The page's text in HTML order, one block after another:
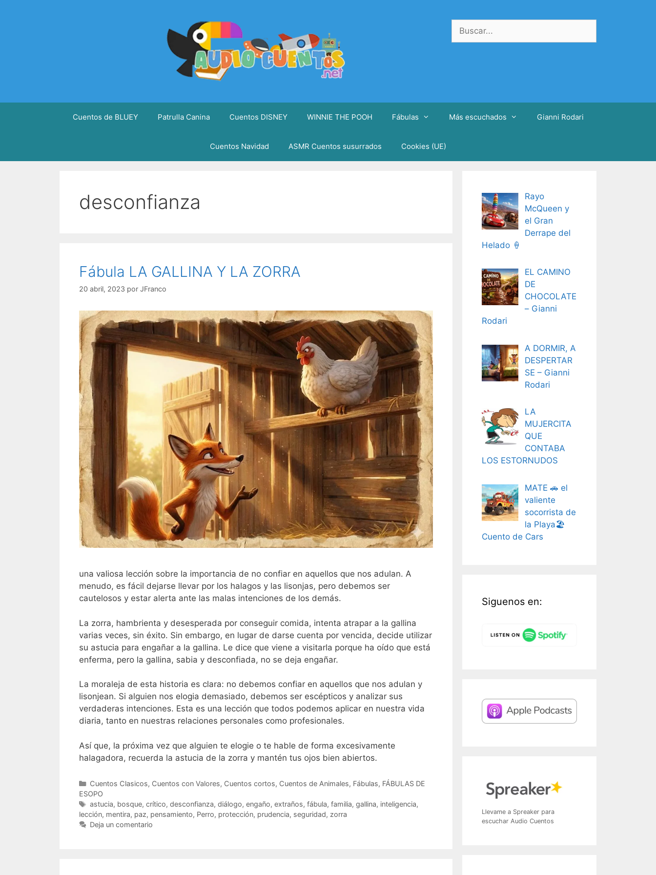
Buscar:
Cuentos de BLUEY Patrulla Canina Cuentos DISNEY WINNIE THE POOH Fábulas Más escuchados Gianni Rodari
Cuentos Navidad ASMR Cuentos susurrados Cookies (UE)
desconfianza
Fábula LA GALLINA Y LA ZORRA
20 abril, 2023 por JFranco
una valiosa lección sobre la importancia de no confiar en aquellos que nos adulan. A
menudo, es fácil dejarse llevar por los halagos y las lisonjas, pero debemos ser
cautelosos y estar alerta ante las malas intenciones de los demás.
La zorra, hambrienta y desesperada por conseguir comida, intenta atrapar a la gallina
varias veces, sin éxito. Sin embargo, en lugar de darse cuenta por vencida, decide utilizar
su astucia para engañar a la gallina. Le dice que viene a visitarla porque ha oído que está
enferma, pero la gallina, sabia y desconfiada, no se deja engañar.
La moraleja de esta historia es clara: no debemos confiar en aquellos que nos adulan y
lisonjean. Si alguien nos elogia demasiado, debemos ser escépticos y analizar sus
verdaderas intenciones. Esta es una lección que todos podemos aplicar en nuestra vida
diaria, tanto en nuestras relaciones personales como profesionales.
Así que, la próxima vez que alguien te elogie o te hable de forma excesivamente
halagadora, recuerda la astucia de la zorra y mantén tus ojos bien abiertos.
Categorías
Cuentos Clasicos, Cuentos con Valores, Cuentos cortos, Cuentos de Animales, Fábulas, FÁBULAS DE
ESOPO
Etiquetas
astucia, bosque, crítico, desconfianza, diálogo, engaño, extraños, fábula, familia, gallina, inteligencia,
lección, mentira, paz, pensamiento, Perro, protección, prudencia, seguridad, zorra
Deja un comentario
Rayo
McQueen y
el Gran
Derrape del
Helado 🍦
EL CAMINO
DE
CHOCOLATE
– Gianni
Rodari
A DORMIR, A
DESPERTAR
SE – Gianni
Rodari
LA
MUJERCITA
QUE
CONTABA
LOS ESTORNUDOS
MATE 🚗 el
valiente
socorrista de
la Playa🏖️
Cuento de Cars
Siguenos en:
Llevame a Spreaker para
escuchar Audio Cuentos